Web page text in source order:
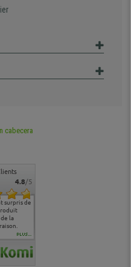
4.8/5
surpris de
la
de l'aménagement et ne
regrette pas mon achat.
PLUS...